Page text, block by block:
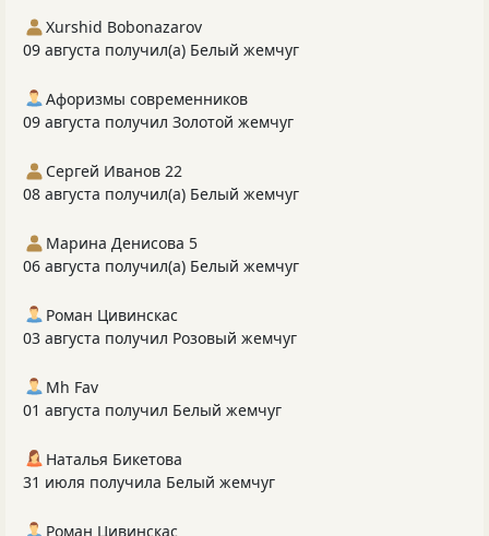
Xurshid Bobonazarov
09 августа получил(а) Белый жемчуг
Афоризмы современников
09 августа получил Золотой жемчуг
Сергей Иванов 22
08 августа получил(а) Белый жемчуг
Марина Денисова 5
06 августа получил(а) Белый жемчуг
Роман Цивинскас
03 августа получил Розовый жемчуг
Mh Fav
01 августа получил Белый жемчуг
Наталья Бикетова
31 июля получила Белый жемчуг
Роман Цивинскас